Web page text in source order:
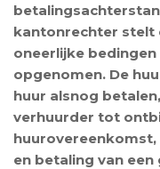
kantonrechter stelt
oneerlijke
opgenomen. De
huur alsnog
verhuurder tot
en betaling van